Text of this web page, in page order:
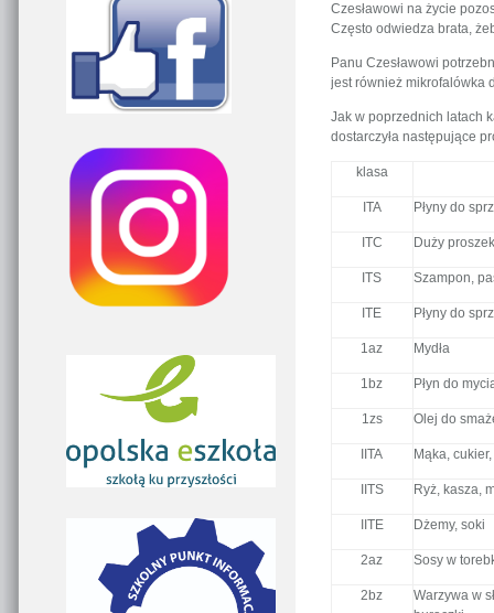
Czesławowi na życie
Często odwiedza brata,
Panu Czesławowi
jest również mikrofalówka
Jak w poprzednich latach
dostarczyła następujące
klasa
ITA Płyny do
ITC Duży
ITS Szampon,
ITE Płyny do
1az Mydła
1bz Płyn do
1zs Olej do
IITA Mąka,
IITS Ryż, kasza,
IITE Dżemy, soki
2az Sosy w
2bz
Warzywa w